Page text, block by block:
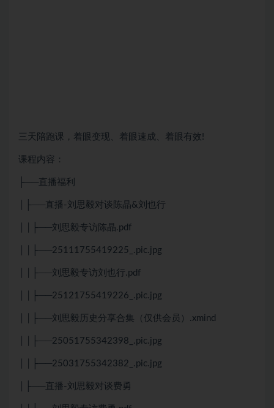
三天陪跑课，着眼变现、着眼速成、着眼有效!
课程内容：
├──直播福利
│├──直播-刘思毅对谈陈晶&刘也行
││├──刘思毅专访陈晶.pdf
││├──25111755419225_.pic.jpg
││├──刘思毅专访刘也行.pdf
││├──25121755419226_.pic.jpg
││├──刘思毅历史分享合集（仅供会员）.xmind
││├──25051755342398_.pic.jpg
││├──25031755342382_.pic.jpg
│├──直播-刘思毅对谈费勇